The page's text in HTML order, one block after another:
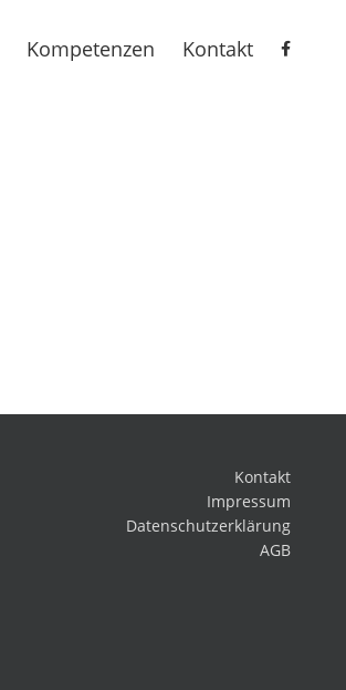
Kompetenzen Kontakt
Kontakt
Impressum
Datenschutzerklärung
AGB